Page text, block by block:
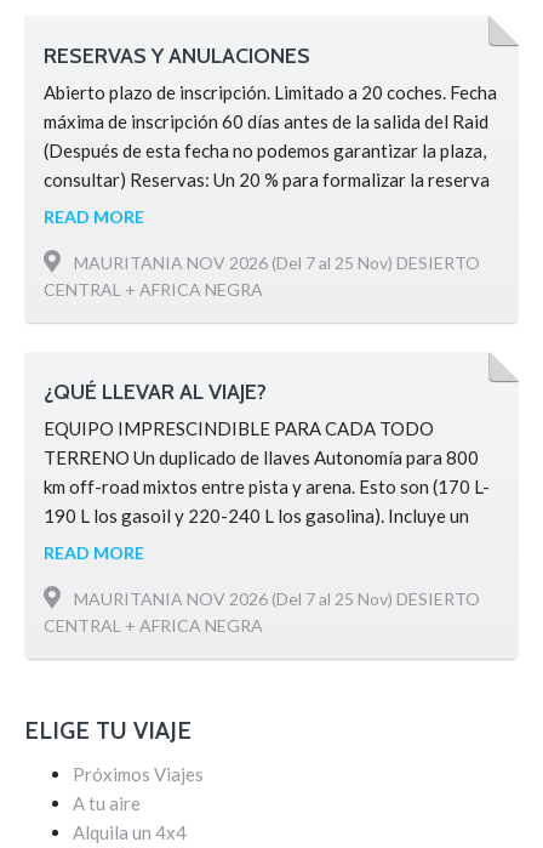
RESERVAS Y ANULACIONES
Abierto plazo de inscripción. Limitado a 20 coches. Fecha
máxima de inscripción 60 días antes de la salida del Raid
(Después de esta fecha no podemos garantizar la plaza,
consultar) Reservas: Un 20 % para formalizar la reserva
y así garantizar vuestra plaza. 60 días antes hasta 50 %.
perdida …
READ MORE
MAURITANIA NOV 2026 (Del 7 al 25 Nov) DESIERTO
CENTRAL + AFRICA NEGRA
¿QUÉ LLEVAR AL VIAJE?
EQUIPO IMPRESCINDIBLE PARA CADA TODO
TERRENO Un duplicado de llaves Autonomía para 800
km off-road mixtos entre pista y arena. Esto son (170 L-
190 L los gasoil y 220-240 L los gasolina). Incluye un
margen de seguridad. Recambios: filtro de aceite y
metálico Nevera eléctrica Eslinga elástica + grilletes.
Mejor elástica. 6 …
READ MORE
MAURITANIA NOV 2026 (Del 7 al 25 Nov) DESIERTO
CENTRAL + AFRICA NEGRA
ELIGE TU VIAJE
Próximos Viajes
A tu aire
Alquila un 4x4